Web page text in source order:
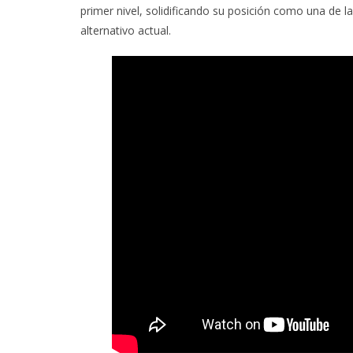
primer nivel, solidificando su posición como una de
alternativo actual.